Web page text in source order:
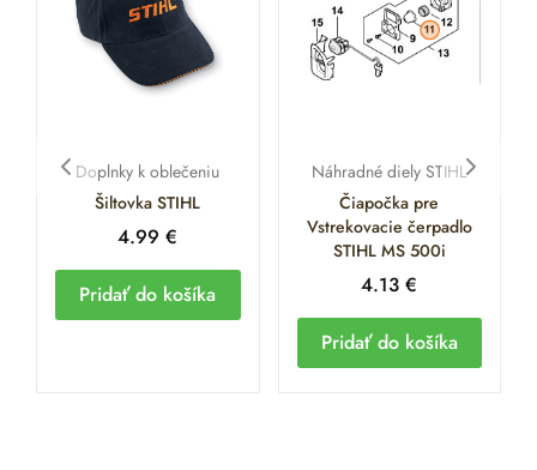
Doplnky k oblečeniu
Šiltovka STIHL
4.99€
Pridať do košíka
Náhradné diely STIHL
Čiapočka pre
Vstrekovacie čerpadlo
STIHL MS 500i
4.13€
Pridať do košíka